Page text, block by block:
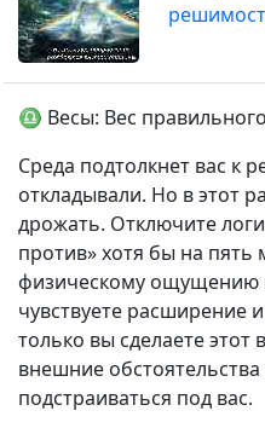
♎ Весы: Вес
Среда подтолкнет вас к
откладывали. Но в этот
дрожать. Отключите
против» хотя бы на пять
физическому ощущению
чувствуете расширение
только вы сделаете
внешние
подстраиваться под вас.